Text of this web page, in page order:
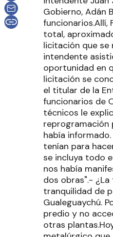
Gobierno, Adán
total,
licitación que se
intendente
oportunidad en
licitación se
el titular de la
funcionarios de
técnicos le
reprogramación
había
tenían para
se incluya todo
nos había
dos obras".-
tranquilidad de
Gualeguaychú.
predio y no
otras